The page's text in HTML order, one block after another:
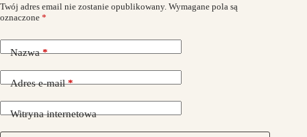
Twój adres email nie zostanie opublikowany. Wymagane pola są
oznaczone *
Nazwa*
Adres e-mail*
Witryna internetowa